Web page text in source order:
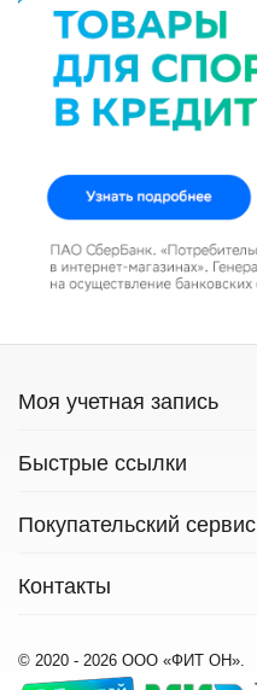
Моя учетная запись
Быстрые ссылки
Покупательский сервис
Контакты
© 2020 - 2026 ООО «ФИТ ОН».